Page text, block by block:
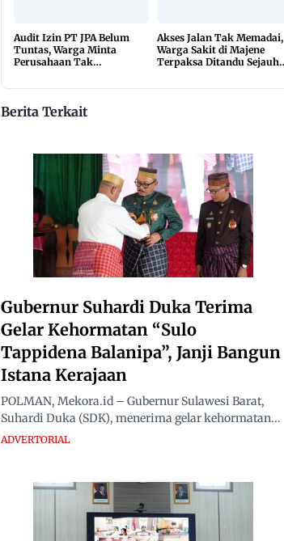
Audit Izin PT JPA Belum
Tuntas, Warga Minta
Perusahaan Tak
Akses Jalan Tak Memadai,
Warga Sakit di Majene
Terpaksa Ditandu Sejauh
Berita Terkait
Gubernur Suhardi Duka Terima
Gelar Kehormatan “Sulo
Tappidena Balanipa”, Janji Bangun
Istana Kerajaan
POLMAN, Mekora.id – Gubernur Sulawesi Barat,
Suhardi Duka (SDK), menerima gelar kehormatan...
ADVERTORIAL